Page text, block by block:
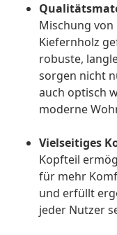
Mischung
Kiefernholz
robuste,
sorgen nicht
auch optisch
moderne
Vielseitiges
Kopfteil
für mehr
und erfüllt
jeder Nutzer